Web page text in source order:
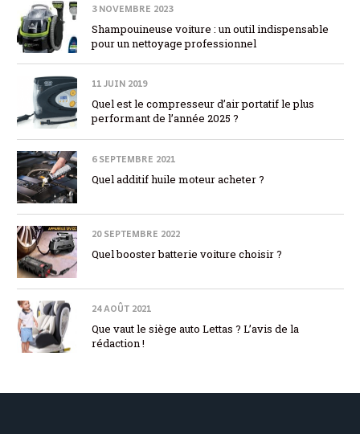
3 NOVEMBRE 2023
Shampouineuse voiture : un outil indispensable
pour un nettoyage professionnel
11 JUIN 2019
Quel est le compresseur d’air portatif le plus
performant de l’année 2025 ?
6 SEPTEMBRE 2021
Quel additif huile moteur acheter ?
20 SEPTEMBRE 2022
Quel booster batterie voiture choisir ?
24 AOÛT 2021
Que vaut le siège auto Lettas ? L’avis de la
rédaction !